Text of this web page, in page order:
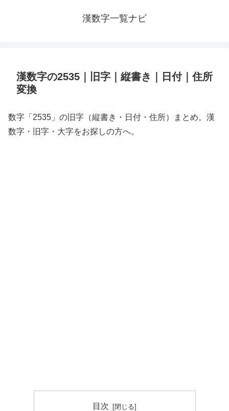
漢数字一覧ナビ
漢数字の2535｜旧字｜縦書き｜日付｜住所
変換
数字「2535」の旧字（縦書き・日付・住所）まとめ。漢
数字・旧字・大字をお探しの方へ。
目次